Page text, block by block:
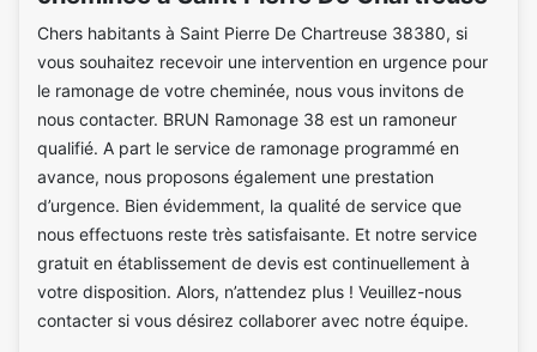
Chers habitants à Saint Pierre De Chartreuse 38380, si
vous souhaitez recevoir une intervention en urgence pour
le ramonage de votre cheminée, nous vous invitons de
nous contacter. BRUN Ramonage 38 est un ramoneur
qualifié. A part le service de ramonage programmé en
avance, nous proposons également une prestation
d’urgence. Bien évidemment, la qualité de service que
nous effectuons reste très satisfaisante. Et notre service
gratuit en établissement de devis est continuellement à
votre disposition. Alors, n’attendez plus ! Veuillez-nous
contacter si vous désirez collaborer avec notre équipe.